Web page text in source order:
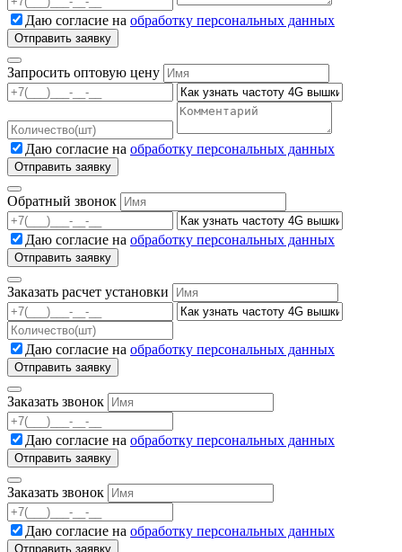
Даю согласие на обработку персональных данных
Запросить оптовую цену
Даю согласие на обработку персональных данных
Обратный звонок
Даю согласие на обработку персональных данных
Заказать расчет установки
Даю согласие на обработку персональных данных
Заказать звонок
Даю согласие на обработку персональных данных
Заказать звонок
Даю согласие на обработку персональных данных